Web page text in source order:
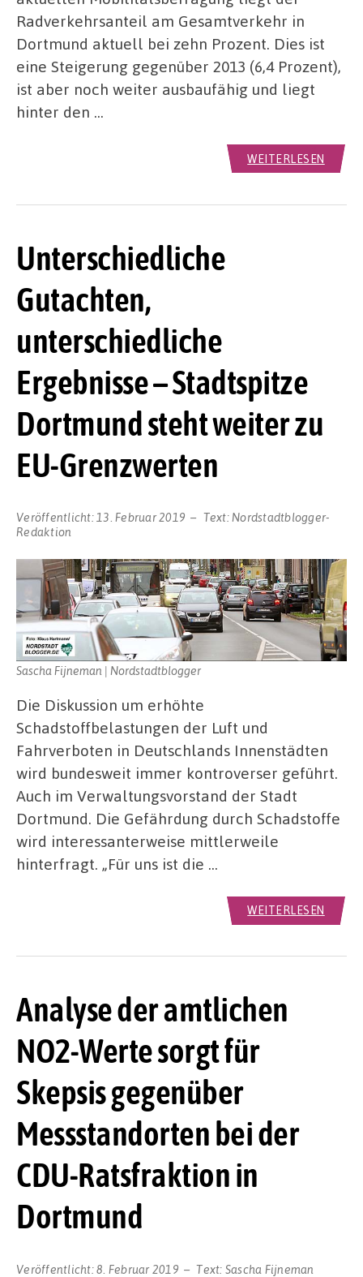
Radverkehrsanteil am Gesamtverkehr in
Dortmund aktuell bei zehn Prozent. Dies ist
eine Steigerung gegenüber 2013 (6,4 Prozent),
ist aber noch weiter ausbaufähig und liegt
hinter den …
WEITERLESEN
Unterschiedliche
Gutachten,
unterschiedliche
Ergebnisse – Stadtspitze
Dortmund steht weiter zu
EU-Grenzwerten
Veröffentlicht: 13. Februar 2019 Text: Nordstadtblogger-
Redaktion
Sascha Fijneman | Nordstadtblogger
Die Diskussion um erhöhte
Schadstoffbelastungen der Luft und
Fahrverboten in Deutschlands Innenstädten
wird bundesweit immer kontroverser geführt.
Auch im Verwaltungsvorstand der Stadt
Dortmund. Die Gefährdung durch Schadstoffe
wird interessanterweise mittlerweile
hinterfragt. „Für uns ist die …
WEITERLESEN
Analyse der amtlichen
NO2-Werte sorgt für
Skepsis gegenüber
Messstandorten bei der
CDU-Ratsfraktion in
Dortmund
Veröffentlicht:8. Februar 2019 Text: Sascha Fijneman